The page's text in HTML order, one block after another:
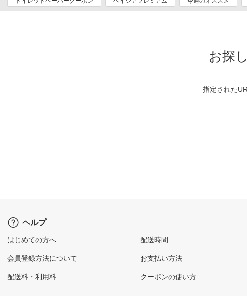
お探
指定された
ヘルプ
はじめての方へ
会員登録方法について
配送料・利用料
配送時間
お支払い方法
クーポンの使い方